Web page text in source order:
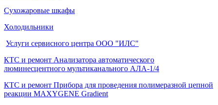
Сухожаровые шкафы
Холодильники
Услуги сервисного центра ООО "ИЛС"
КТС и ремонт Анализатора автоматического
люминесцентного мультиканального АЛА-1/4
КТС и ремонт Прибора для проведения полимеразной цепной
реакции MAXYGENE Gradient